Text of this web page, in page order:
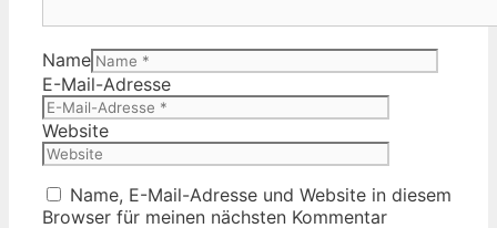
Name
E-Mail-Adresse
Website
Name, E-Mail-Adresse und Website in diesem
Browser für meinen nächsten Kommentar